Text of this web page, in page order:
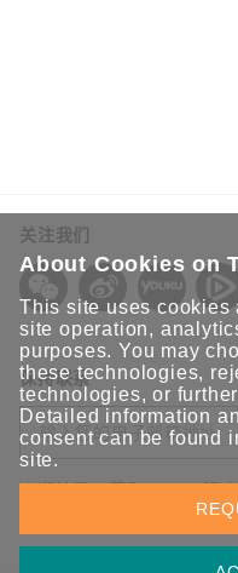
关注我们
保持联系
欢迎注册，获取 Moxa 解
您的隐私，绝不会透露您
About Cookies on
This site uses cookies
site operation,
purposes. You may
these technologies,
technologies, or further
Detailed information
consent can be found
site.